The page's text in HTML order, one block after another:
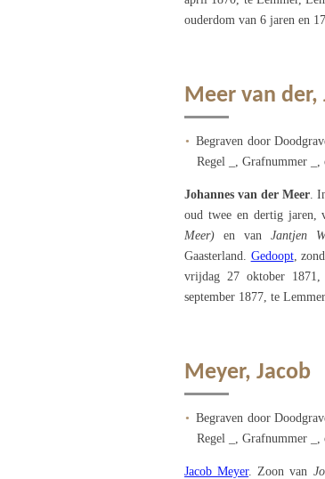
ouderdom van 6 jaren en
Meer van der,
Begraven door
Regel _, Grafnummer _,
Johannes van der Meer.
oud twee en dertig jaren,
Meer) en vanJantjen
Gaasterland. Gedoopt,
vrijdag 27 oktober 1871,
september 1877, te
Meyer, Jacob
Begraven door
Regel _, Grafnummer _,
Jacob Meyer. Zoon van